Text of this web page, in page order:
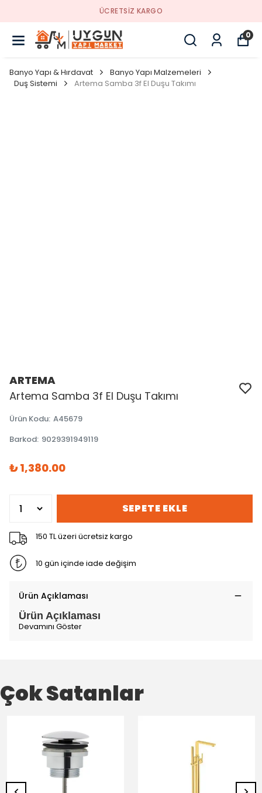
ÜCRETSİZ KARGO
0
Banyo Yapı & Hırdavat
Banyo Yapı Malzemeleri
Duş Sistemi
Artema Samba 3f El Duşu Takımı
ARTEMA
Artema Samba 3f El Duşu Takımı
Ürün Kodu: A45679
Barkod: 9029391949119
₺ 1,380.00
SEPETE EKLE
150 TL üzeri ücretsiz kargo
10 gün içinde iade değişim
Ürün Açıklaması
Ürün Açıklaması
Devamını Göster
Çok Satanlar